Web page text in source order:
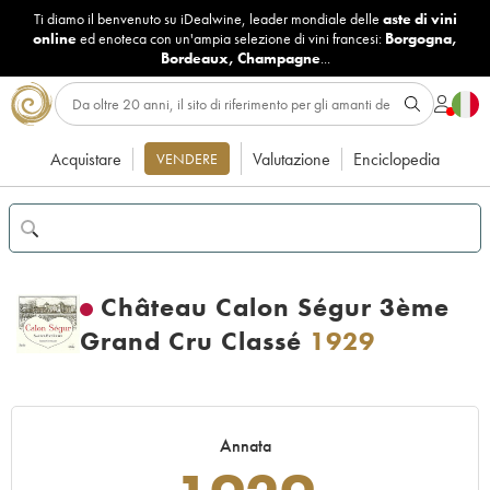
Ti diamo il benvenuto su iDealwine, leader mondiale delle aste di vini
onlineed enoteca con un'ampia selezione di vini francesi: Borgogna,
Bordeaux, Champagne...
Acquistare VENDERE Valutazione Enciclopedia
Château Calon Ségur 3ème
Grand Cru Classé 1929
Annata